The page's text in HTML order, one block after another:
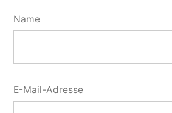
Name
E-Mail-Adresse